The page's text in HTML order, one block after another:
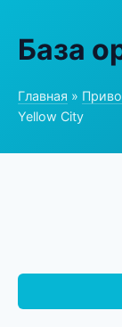
База
Главная »
Yellow City